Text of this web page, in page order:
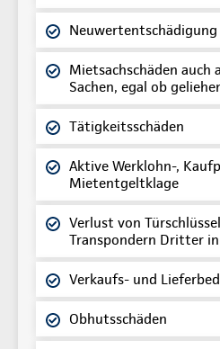
Neuwertentschädigung
Mietsachschäden auch
Sachen, egal ob
Tätigkeitsschäden
Aktive Werklohn-,
Mietentgeltklage
Verlust von
Transpondern Dritter
Verkaufs- und
Obhutsschäden